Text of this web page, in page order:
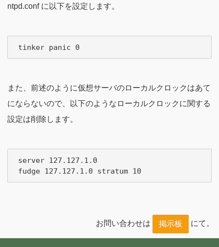
ntpd.conf に以下を設定します。
また、前述のように仮想サーバのローカルクロックはあて
にならないので、以下のようなローカルクロックに関する
設定は削除します。
server 127.127.1.0
お問い合わせは 掲示板 にて。